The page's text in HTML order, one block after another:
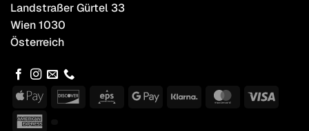
Landstraßer Gürtel 33
Wien 1030
Österreich
Apple
Discover Eps
GoogleKlarna MasterCard
Visa